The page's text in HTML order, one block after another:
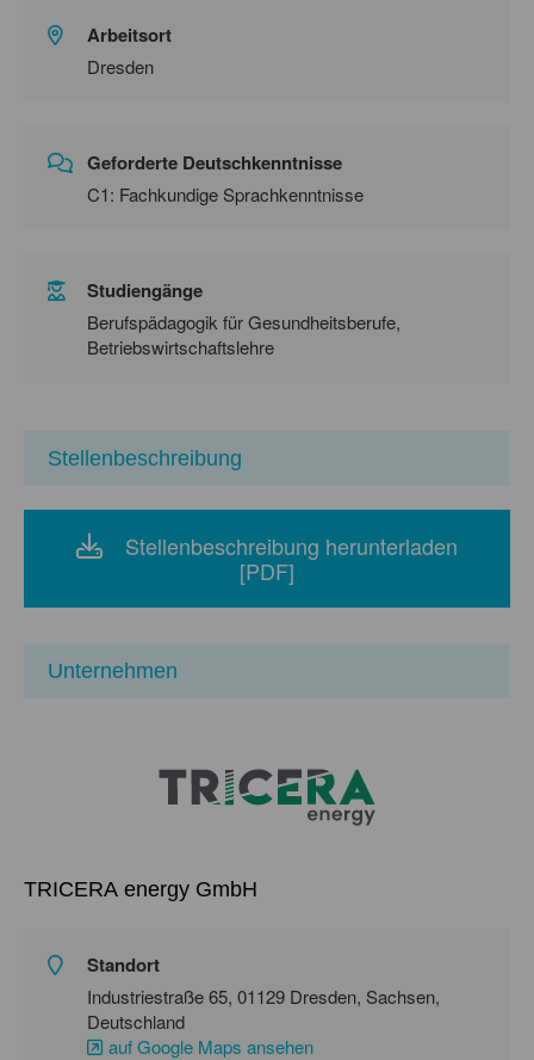
Arbeitsort
Dresden
Geforderte Deutschkenntnisse
C1: Fachkundige Sprachkenntnisse
Studiengänge
Berufspädagogik für Gesundheitsberufe,
Betriebswirtschaftslehre
Stellenbeschreibung
Stellenbeschreibung herunterladen
[PDF]
Unternehmen
TRICERA energy GmbH
Standort
Industriestraße 65, 01129 Dresden, Sachsen,
Deutschland
auf Google Maps ansehen